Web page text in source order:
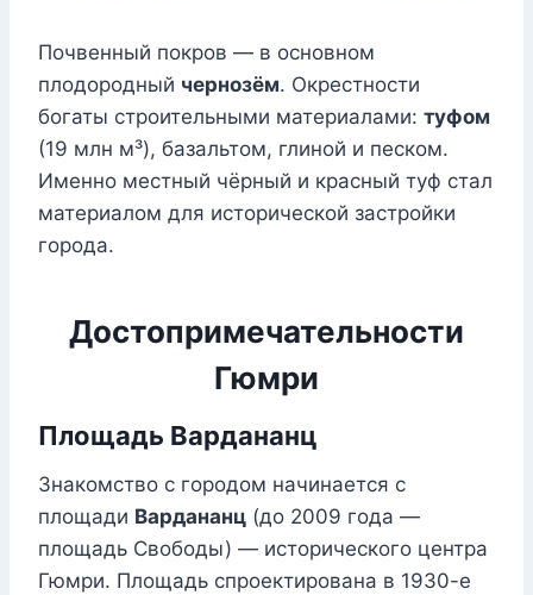
Почвенный покров — в основном
плодородный чернозём. Окрестности
богаты строительными материалами: туфом
(19 млн м³), базальтом, глиной и песком.
Именно местный чёрный и красный туф стал
материалом для исторической застройки
города.
Достопримечательности
Гюмри
Площадь Вардананц
Знакомство с городом начинается с
площади Вардананц (до 2009 года —
площадь Свободы) — исторического центра
Гюмри. Площадь спроектирована в 1930-е